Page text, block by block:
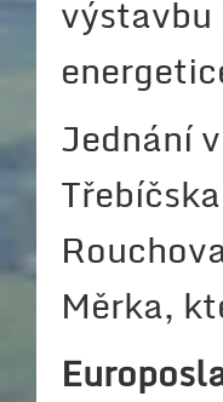
výstavbu
Jednání
Měrka,